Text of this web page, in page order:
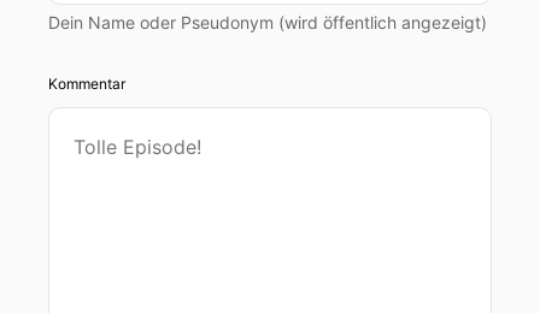
Dein Name oder Pseudonym (wird öffentlich angezeigt)
Kommentar